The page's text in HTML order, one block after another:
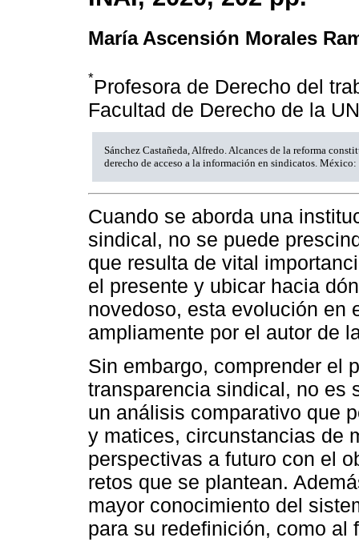
María Ascensión Morales
*Profesora de Derecho del
Facultad de Derecho de la
Sánchez Castañeda, Alfredo. Alcances de la reforma
derecho de acceso a la información en sindicatos.
Cuando se aborda una
sindical, no se puede
que resulta de vital
el presente y ubicar hacia
novedoso, esta evolución en
ampliamente por el autor de
Sin embargo, comprender el
transparencia sindical, no es
un análisis comparativo que
y matices, circunstancias de
perspectivas a futuro con el
retos que se plantean.
mayor conocimiento del
para su redefinición, como al